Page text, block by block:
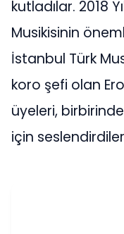
kutladılar. 2018
Musikisinin
İstanbul Türk
koro şefi olan
üyeleri,
için